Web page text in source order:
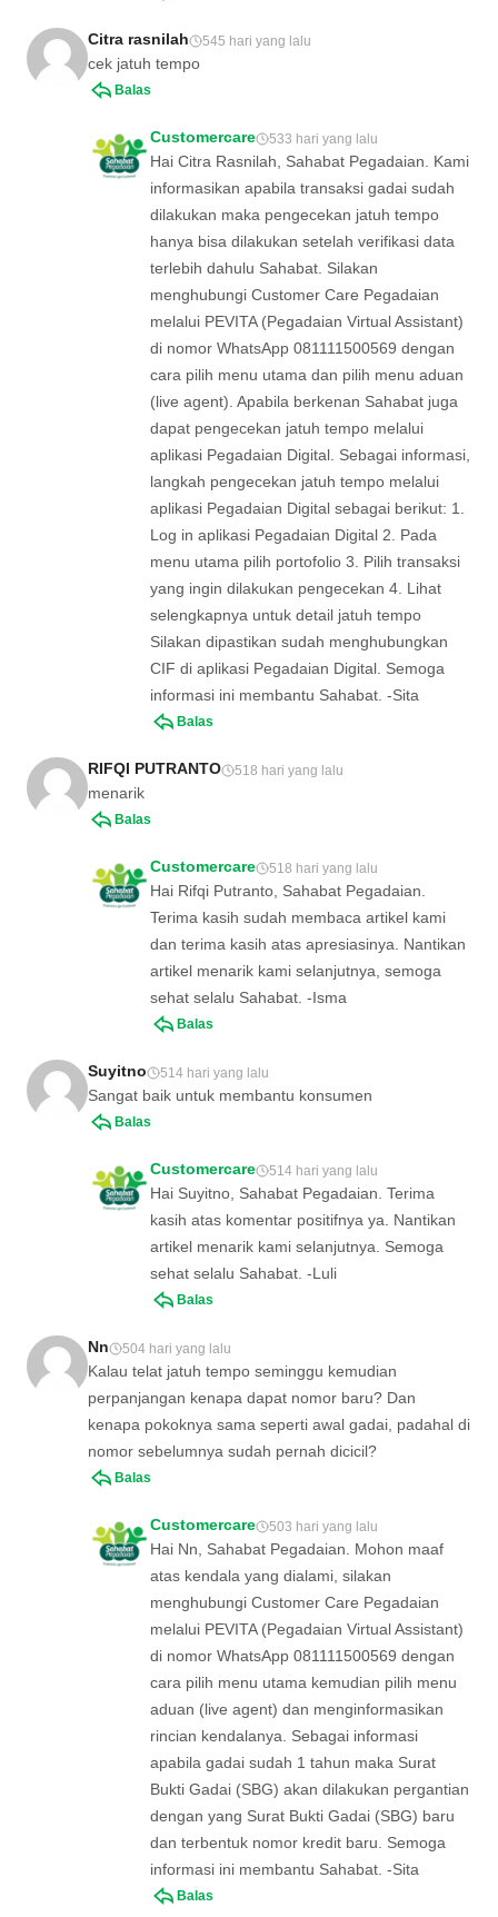
Citra rasnilah 545 hari yang lalu
cek jatuh tempo
Balas
Customercare 533 hari yang lalu
Hai Citra Rasnilah, Sahabat Pegadaian. Kami
informasikan apabila transaksi gadai sudah
dilakukan maka pengecekan jatuh tempo
hanya bisa dilakukan setelah verifikasi data
terlebih dahulu Sahabat. Silakan
menghubungi Customer Care Pegadaian
melalui PEVITA (Pegadaian Virtual Assistant)
di nomor WhatsApp 081111500569 dengan
cara pilih menu utama dan pilih menu aduan
(live agent). Apabila berkenan Sahabat juga
dapat pengecekan jatuh tempo melalui
aplikasi Pegadaian Digital. Sebagai informasi,
langkah pengecekan jatuh tempo melalui
aplikasi Pegadaian Digital sebagai berikut: 1.
Log in aplikasi Pegadaian Digital 2. Pada
menu utama pilih portofolio 3. Pilih transaksi
yang ingin dilakukan pengecekan 4. Lihat
selengkapnya untuk detail jatuh tempo
Silakan dipastikan sudah menghubungkan
CIF di aplikasi Pegadaian Digital. Semoga
informasi ini membantu Sahabat. -Sita
Balas
RIFQI PUTRANTO 518 hari yang lalu
menarik
Balas
Customercare 518 hari yang lalu
Hai Rifqi Putranto, Sahabat Pegadaian.
Terima kasih sudah membaca artikel kami
dan terima kasih atas apresiasinya. Nantikan
artikel menarik kami selanjutnya, semoga
sehat selalu Sahabat. -Isma
Balas
Suyitno 514 hari yang lalu
Sangat baik untuk membantu konsumen
Balas
Customercare 514 hari yang lalu
Hai Suyitno, Sahabat Pegadaian. Terima
kasih atas komentar positifnya ya. Nantikan
artikel menarik kami selanjutnya. Semoga
sehat selalu Sahabat. -Luli
Balas
Nn 504 hari yang lalu
Kalau telat jatuh tempo seminggu kemudian
perpanjangan kenapa dapat nomor baru? Dan
kenapa pokoknya sama seperti awal gadai, padahal di
nomor sebelumnya sudah pernah dicicil?
Balas
Customercare 503 hari yang lalu
Hai Nn, Sahabat Pegadaian. Mohon maaf
atas kendala yang dialami, silakan
menghubungi Customer Care Pegadaian
melalui PEVITA (Pegadaian Virtual Assistant)
di nomor WhatsApp 081111500569 dengan
cara pilih menu utama kemudian pilih menu
aduan (live agent) dan menginformasikan
rincian kendalanya. Sebagai informasi
apabila gadai sudah 1 tahun maka Surat
Bukti Gadai (SBG) akan dilakukan pergantian
dengan yang Surat Bukti Gadai (SBG) baru
dan terbentuk nomor kredit baru. Semoga
informasi ini membantu Sahabat. -Sita
Balas